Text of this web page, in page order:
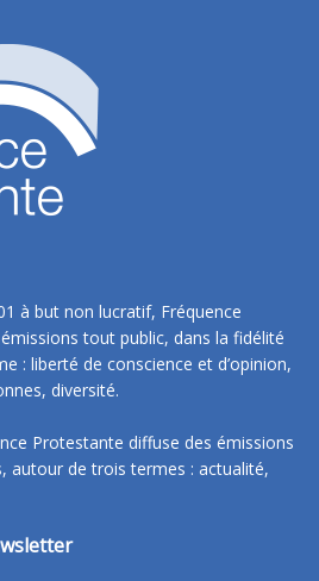
à but non lucratif, Fréquence
tout public, dans la fidélité
: liberté de conscience et d’opinion,
diversité.
Protestante diffuse des émissions
autour de trois termes : actualité,